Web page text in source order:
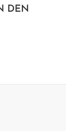
DEN